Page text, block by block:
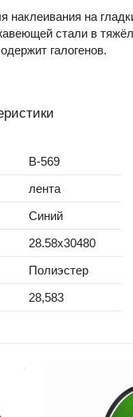
наклеивания на
стали в
галогенов.
B-569
лента
Синий
28.58x30480
Полиэстер
28,583